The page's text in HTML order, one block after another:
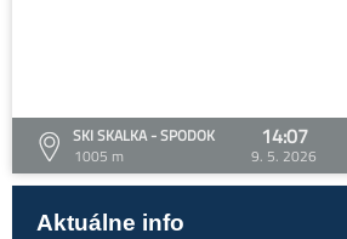
SKI SKALKA - SPODOK
1005 m
14:07
9. 5. 2026
Aktuálne info